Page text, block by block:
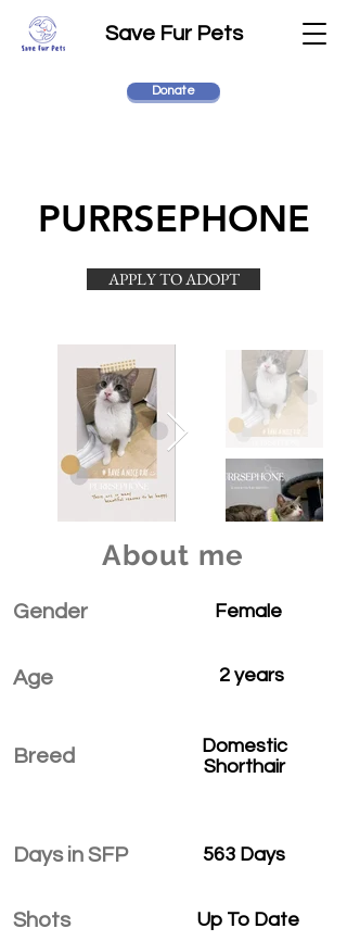
Save Fur Pets
Donate
PURRSEPHONE
APPLY TO ADOPT
About me
Gender
Age
Breed
Days in SFP
Shots
Female
2 years
Domestic
Shorthair
563 Days
Up To Date